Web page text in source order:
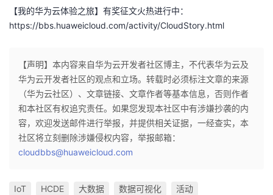
【我的华为云体验之旅】有奖征文火热进行中：
https://bbs.huaweicloud.com/activity/CloudStory.html
【声明】本内容来自华为云开发者社区博主，不代表华为云及
华为云开发者社区的观点和立场。转载时必须标注文章的来源
（华为云社区）、文章链接、文章作者等基本信息，否则作者
和本社区有权追究责任。如果您发现本社区中有涉嫌抄袭的内
容，欢迎发送邮件进行举报，并提供相关证据，一经查实，本
社区将立刻删除涉嫌侵权内容，举报邮箱：
cloudbbs@huaweicloud.com
IoT HCDE 大数据 数据可视化 活动